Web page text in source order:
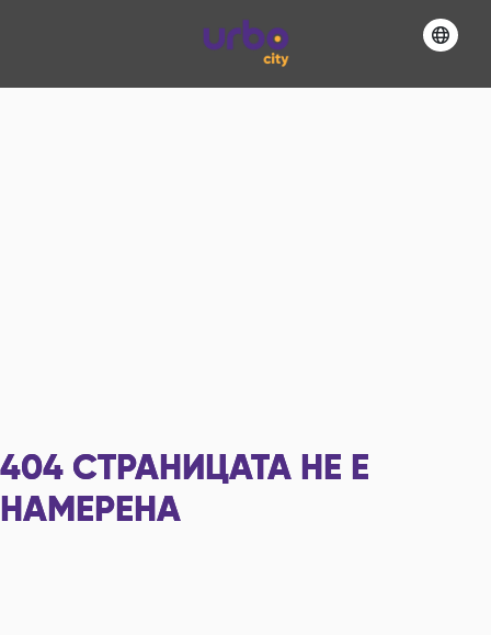
404 СТРАНИЦАТА НЕ Е
НАМЕРЕНА